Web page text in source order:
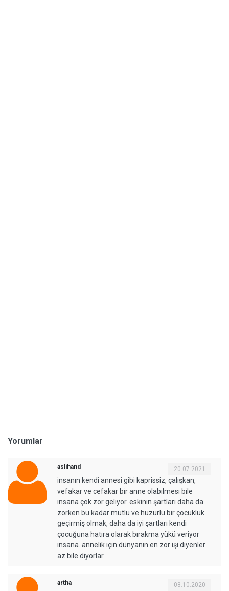
Yorumlar
aslihand 20.07.2021
insanın kendi annesi gibi kaprissiz, çalışkan,
vefakar ve cefakar bir anne olabilmesi bile
insana çok zor geliyor. eskinin şartları daha da
zorken bu kadar mutlu ve huzurlu bir çocukluk
geçirmiş olmak, daha da iyi şartları kendi
çocuğuna hatıra olarak bırakma yükü veriyor
insana. annelik için dünyanın en zor işi diyenler
az bile diyorlar
artha 08.10.2020